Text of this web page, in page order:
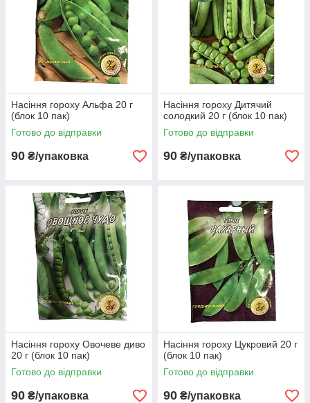
Насіння гороху Альфа 20 г
(блок 10 пак)
Готово до відправки
90 ₴/упаковка
Насіння гороху Дитячий
солодкий 20 г (блок 10 пак)
Готово до відправки
90 ₴/упаковка
Насіння гороху Овочеве диво
20 г (блок 10 пак)
Готово до відправки
90 ₴/упаковка
Насіння гороху Цукровий 20 г
(блок 10 пак)
Готово до відправки
90 ₴/упаковка